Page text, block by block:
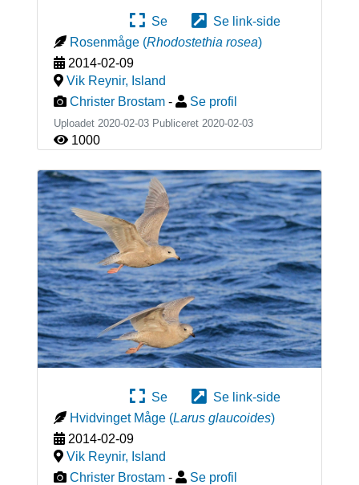
Se
Se link-side
Rosenmåge (Rhodostethia rosea)
2014-02-09
Vik Reynir, Island
Christer Brostam - Se profil
Uploadet 2020-02-03 Publiceret 2020-02-03
1000
Se
Se link-side
Hvidvinget Måge (Larus glaucoides)
2014-02-09
Vik Reynir, Island
Christer Brostam - Se profil